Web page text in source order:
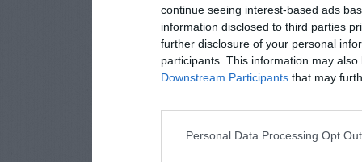
continue seeing interest-based ads
information disclosed to third parties
further disclosure of your personal
participants. This information may
Downstream Participants that may
Personal Data Processing Opt